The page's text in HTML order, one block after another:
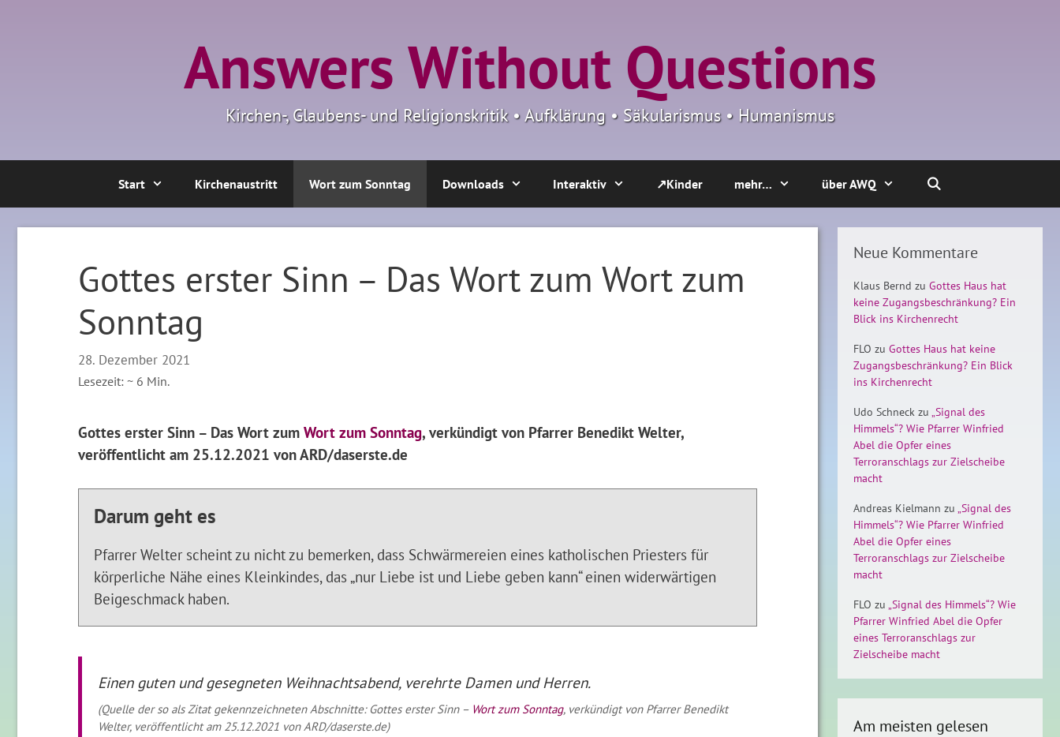
Answers Without Questions
Kirchen-, Glaubens- und Religionskritik • Aufklärung • Säkularismus • Humanismus
Start Kirchenaustritt Wort zum Sonntag Downloads Interaktiv ↗Kinder mehr… über AWQ
Gottes erster Sinn – Das Wort zum Wort zum
Sonntag
28. Dezember 2021
Lesezeit: ~ 6 Min.
Gottes erster Sinn – Das Wort zum Wort zum Sonntag, verkündigt von Pfarrer Benedikt Welter,
veröffentlicht am 25.12.2021 von ARD/daserste.de
Darum geht es
Pfarrer Welter scheint zu nicht zu bemerken, dass Schwärmereien eines katholischen Priesters für
körperliche Nähe eines Kleinkindes, das „nur Liebe ist und Liebe geben kann“ einen widerwärtigen
Beigeschmack haben.
Einen guten und gesegneten Weihnachtsabend, verehrte Damen und Herren.
(Quelle der so als Zitat gekennzeichneten Abschnitte: Gottes erster Sinn – Wort zum Sonntag, verkündigt von Pfarrer Benedikt
Welter, veröffentlicht am 25.12.2021 von ARD/daserste.de)
Neue Kommentare
Klaus Bernd zu Gottes Haus hat
keine Zugangsbeschränkung? Ein
Blick ins Kirchenrecht
FLO zu Gottes Haus hat keine
Zugangsbeschränkung? Ein Blick
ins Kirchenrecht
Udo Schneck zu „Signal des
Himmels“? Wie Pfarrer Winfried
Abel die Opfer eines
Terroranschlags zur Zielscheibe
macht
Andreas Kielmann zu „Signal des
Himmels“? Wie Pfarrer Winfried
Abel die Opfer eines
Terroranschlags zur Zielscheibe
macht
FLO zu „Signal des Himmels“? Wie
Pfarrer Winfried Abel die Opfer
eines Terroranschlags zur
Zielscheibe macht
Am meisten gelesen